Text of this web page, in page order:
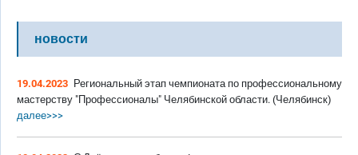
новости
19.04.2023 Региональный этап чемпионата по профессиональному
мастерству "Профессионалы" Челябинской области. (Челябинск)
далее>>>